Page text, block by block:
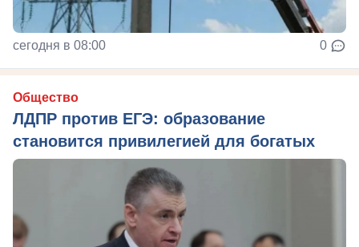
сегодня в 08:00 0
Общество
ЛДПР против ЕГЭ: образование
становится привилегией для богатых